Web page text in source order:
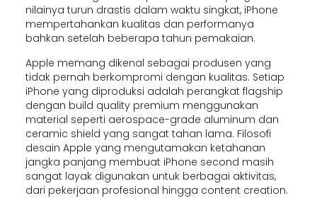
nilainya turun drastis dalam waktu singkat, iPhone
mempertahankan kualitas dan performanya
bahkan setelah beberapa tahun pemakaian.
Apple memang dikenal sebagai produsen yang
tidak pernah berkompromi dengan kualitas. Setiap
iPhone yang diproduksi adalah perangkat flagship
dengan build quality premium menggunakan
material seperti aerospace-grade aluminum dan
ceramic shield yang sangat tahan lama. Filosofi
desain Apple yang mengutamakan ketahanan
jangka panjang membuat iPhone second masih
sangat layak digunakan untuk berbagai aktivitas,
dari pekerjaan profesional hingga content creation.